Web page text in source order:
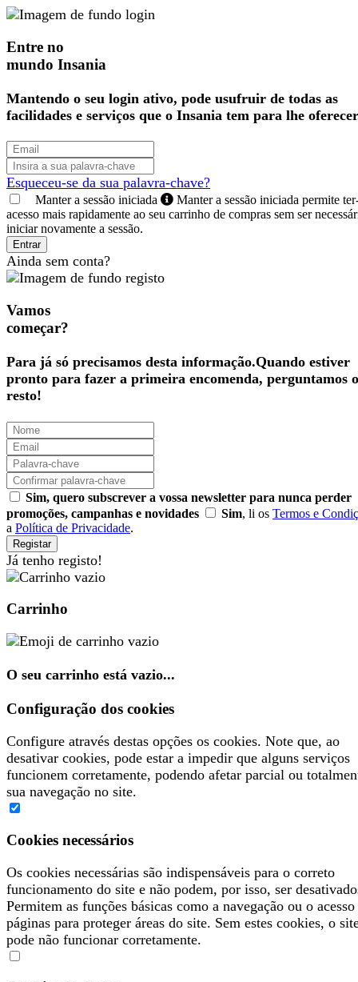
Entre no
mundo Insania
Mantendo o seu login ativo, pode usufruir de todas as
facilidades e serviços que o Insania tem para lhe
Esqueceu-se da sua palavra-chave?
Manter a sessão iniciada
Manter a sessão iniciada permite
acesso mais rapidamente ao seu carrinho de compras sem ser
iniciar novamente a sessão.
Entrar
Ainda sem conta?
Vamos
começar?
Para já só precisamos desta informação.Quando estiver
pronto para fazer a primeira encomenda, perguntamos o
resto!
Sim, quero subscrever a vossa newsletter para nunca perder
promoções, campanhas e novidades
Sim, li os Termos e
a Política de Privacidade.
Registar
Já tenho registo!
Carrinho
O seu carrinho está vazio...
Configuração dos cookies
Configure através destas opções os cookies. Note que, ao
desativar cookies, pode estar a impedir que alguns serviços
funcionem corretamente, podendo afetar parcial ou
sua navegação no site.
Cookies necessários
Os cookies necessárias são indispensáveis para o correto
funcionamento do site e não podem, por isso, ser
Permitem as funções básicas como a navegação ou o acesso
páginas para proteger áreas do site. Sem estes cookies, o
pode não funcionar corretamente.